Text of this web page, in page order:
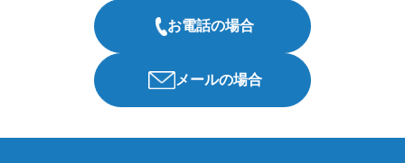
お電話の場合
メールの場合